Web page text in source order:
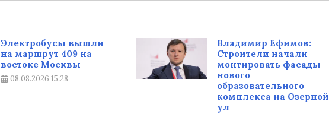
Электробусы вышли
на маршрут 409 на
востоке Москвы
08.08.2026 15:28
Владимир Ефимов:
Строители начали
монтировать фасады
нового
образовательного
комплекса на Озерной
ул